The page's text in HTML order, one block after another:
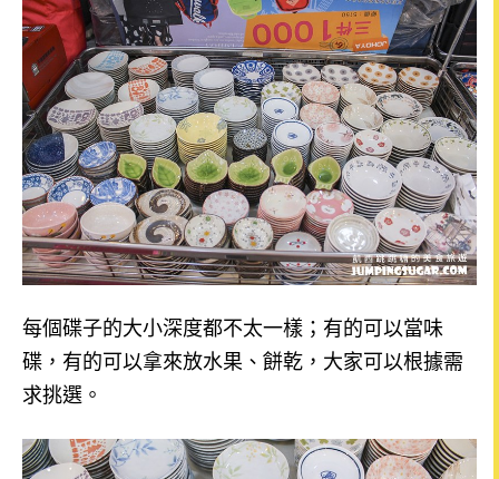
每個碟子的大小深度都不太一樣；有的可以當味
碟，有的可以拿來放水果、餅乾，大家可以根據需
求挑選。